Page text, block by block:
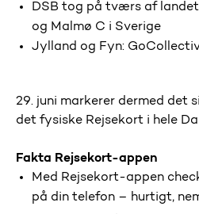
DSB tog på tværs af
og Malmø C i Sverige
Jylland og Fyn:
29. juni markerer dermed det
det fysiske Rejsekort i hele
Fakta Rejsekort-appen
Med Rejsekort-appen
på din telefon – hurtigt,